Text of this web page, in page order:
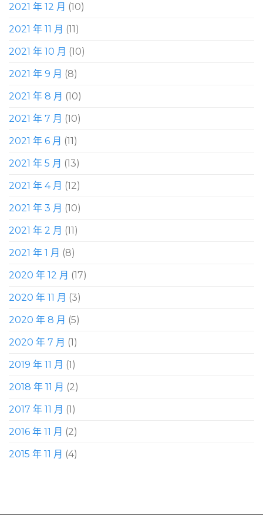
2021 年 12 月 (10)
2021 年 11 月 (11)
2021 年 10 月 (10)
2021 年 9 月 (8)
2021 年 8 月 (10)
2021 年 7 月 (10)
2021 年 6 月 (11)
2021 年 5 月 (13)
2021 年 4 月 (12)
2021 年 3 月 (10)
2021 年 2 月 (11)
2021 年 1 月 (8)
2020 年 12 月 (17)
2020 年 11 月 (3)
2020 年 8 月 (5)
2020 年 7 月 (1)
2019 年 11 月 (1)
2018 年 11 月 (2)
2017 年 11 月 (1)
2016 年 11 月 (2)
2015 年 11 月 (4)